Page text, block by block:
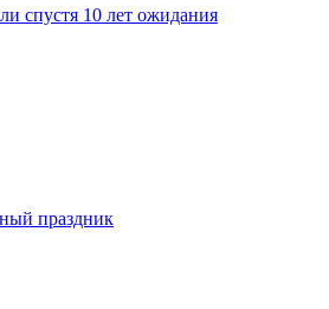
спустя 10 лет ожидания
праздник